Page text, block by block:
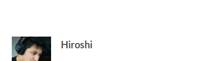
Hiroshi